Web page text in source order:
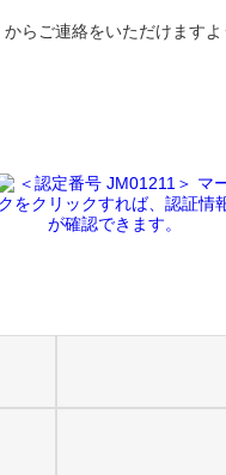
からご連絡をいただけますよ